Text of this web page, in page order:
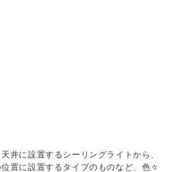
井に設置するシーリングライトから、
置に設置するタイプのものなど、色々